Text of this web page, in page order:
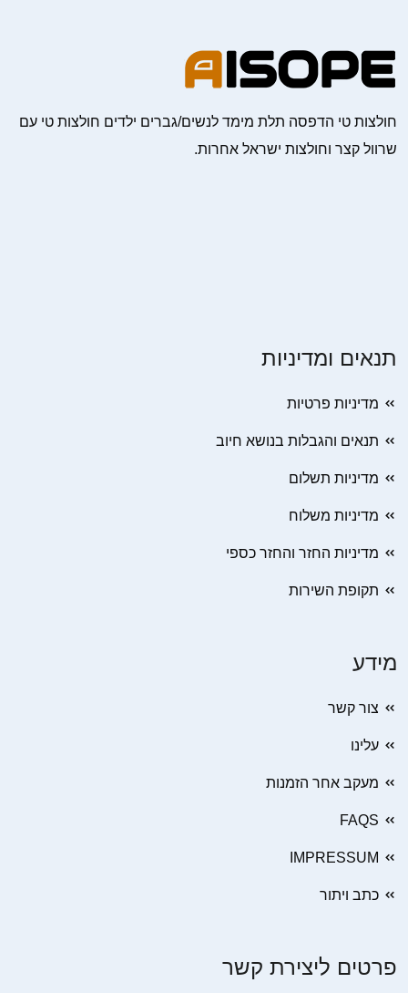
חולצות טי הדפסה תלת מימד לנשים/גברים ילדים חולצות טי עם
שרוול קצר וחולצות ישראל אחרות.
תנאים ומדיניות
מדיניות פרטיות
תנאים והגבלות בנושא חיוב
מדיניות תשלום
מדיניות משלוח
מדיניות החזר והחזר כספי
תקופת השירות
מידע
צור קשר
עלינו
מעקב אחר הזמנות
FAQS
IMPRESSUM
כתב ויתור
פרטים ליצירת קשר